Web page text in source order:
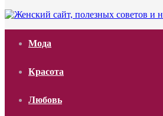
Мода
Красота
Любовь